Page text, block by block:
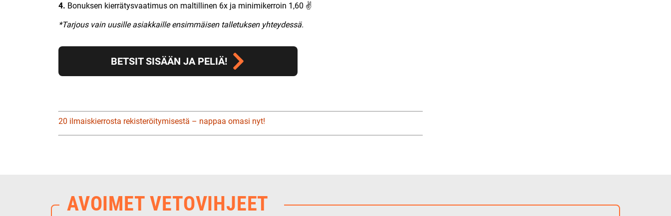
4. Bonuksen kierrätysvaatimus on maltillinen 6x ja minimikerroin 1,60 ✌
*Tarjous vain uusille asiakkaille ensimmäisen talletuksen yhteydessä.
BETSIT SISÄÄN JA PELIÄ!
20 ilmaiskierrosta rekisteröitymisestä – nappaa omasi nyt!
AVOIMET VETOVIHJEET